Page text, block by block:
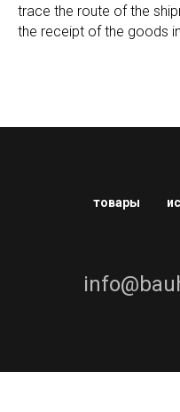
trace the route of the
the receipt of the goods
товары